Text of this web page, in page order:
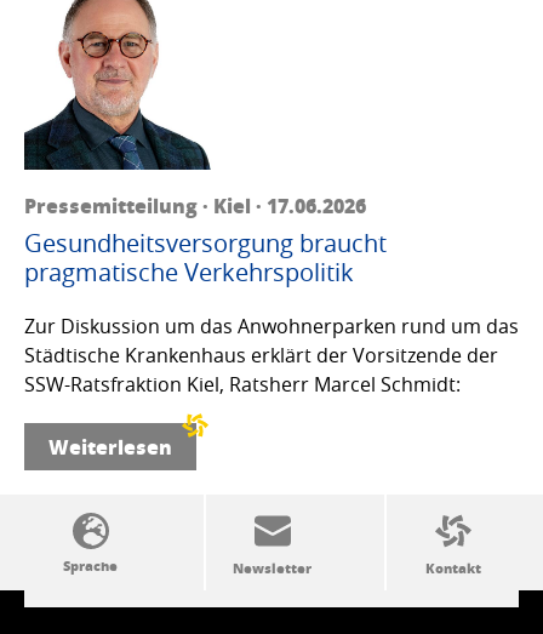
Pressemitteilung · Kiel · 17.06.2026
Gesundheitsversorgung braucht
pragmatische Verkehrspolitik
Zur Diskussion um das Anwohnerparken rund um das
Städtische Krankenhaus erklärt der Vorsitzende der
SSW-Ratsfraktion Kiel, Ratsherr Marcel Schmidt:
Weiterlesen
SSW-Politik von A bis Z